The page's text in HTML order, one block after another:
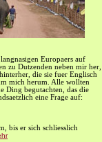
Europaers auf
zu Dutzenden neben mir her,
die sie fuer Englisch
mich herum. Alle wollten
Ding begutachten, das die
eine Frage auf:
bis er sich schliesslich